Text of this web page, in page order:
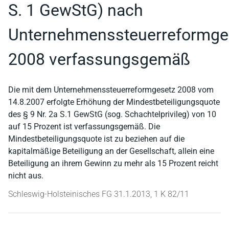
S. 1 GewStG) nach
2008 verfassungsgemäß
Die mit dem Unternehmenssteuerreformgesetz 2008 vom
14.8.2007 erfolgte Erhöhung der Mindestbeteiligungsquote
des § 9 Nr. 2a S.1 GewStG (sog. Schachtelprivileg) von 10
auf 15 Prozent ist verfassungsgemäß. Die
Mindestbeteiligungsquote ist zu beziehen auf die
kapitalmäßige Beteiligung an der Gesellschaft, allein eine
Beteiligung an ihrem Gewinn zu mehr als 15 Prozent reicht
nicht aus.
Schleswig-Holsteinisches FG 31.1.2013, 1 K 82/11